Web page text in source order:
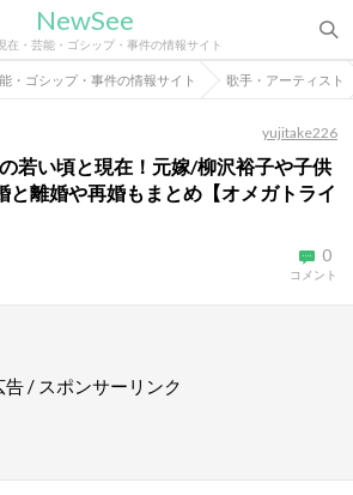
NewSee
在・芸能・ゴシップ・事件の情報サイト
・ゴシップ・事件の情報サイト 歌手・アーティスト
yujitake226
若い頃と現在！元嫁/柳沢裕子や子供
と離婚や再婚もまとめ【オメガトライ
0
コメント
告 / スポンサーリンク